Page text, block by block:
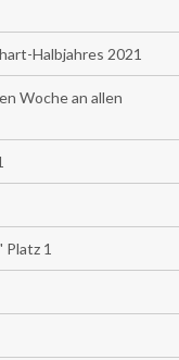
Halbjahres 2021
Woche an allen
1